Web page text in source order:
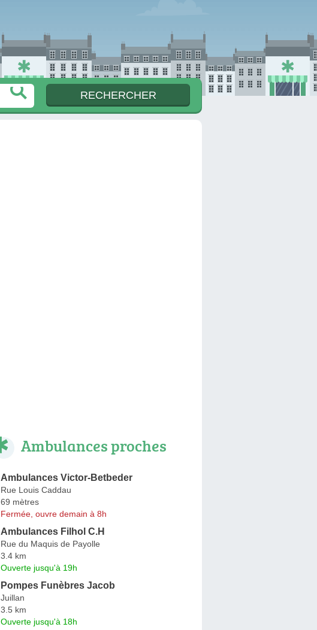
Ambulances proches
Ambulances Victor-Betbeder
Rue Louis Caddau
69 mètres
Fermée, ouvre demain à 8h
Ambulances Filhol C.H
Rue du Maquis de Payolle
3.4 km
Ouverte jusqu'à 19h
Pompes Funèbres Jacob
Juillan
3.5 km
Ouverte jusqu'à 18h